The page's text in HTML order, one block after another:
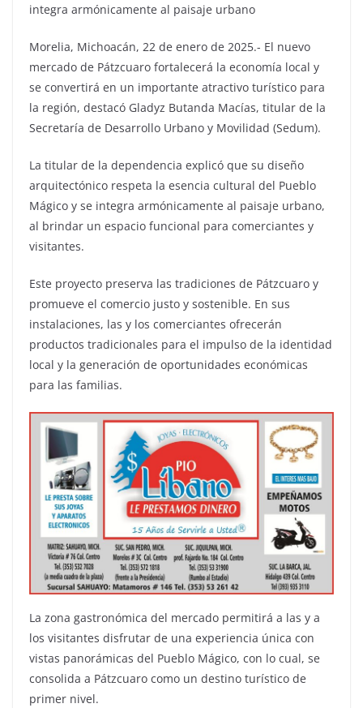
integra armónicamente al paisaje urbano
Morelia, Michoacán, 22 de enero de 2025.- El nuevo
mercado de Pátzcuaro fortalecerá la economía local y
se convertirá en un importante atractivo turístico para
la región, destacó Gladyz Butanda Macías, titular de la
Secretaría de Desarrollo Urbano y Movilidad (Sedum).
La titular de la dependencia explicó que su diseño
arquitectónico respeta la esencia cultural del Pueblo
Mágico y se integra armónicamente al paisaje urbano,
al brindar un espacio funcional para comerciantes y
visitantes.
Este proyecto preserva las tradiciones de Pátzcuaro y
promueve el comercio justo y sostenible. En sus
instalaciones, las y los comerciantes ofrecerán
productos tradicionales para el impulso de la identidad
local y la generación de oportunidades económicas
para las familias.
La zona gastronómica del mercado permitirá a las y a
los visitantes disfrutar de una experiencia única con
vistas panorámicas del Pueblo Mágico, con lo cual, se
consolida a Pátzcuaro como un destino turístico de
primer nivel.